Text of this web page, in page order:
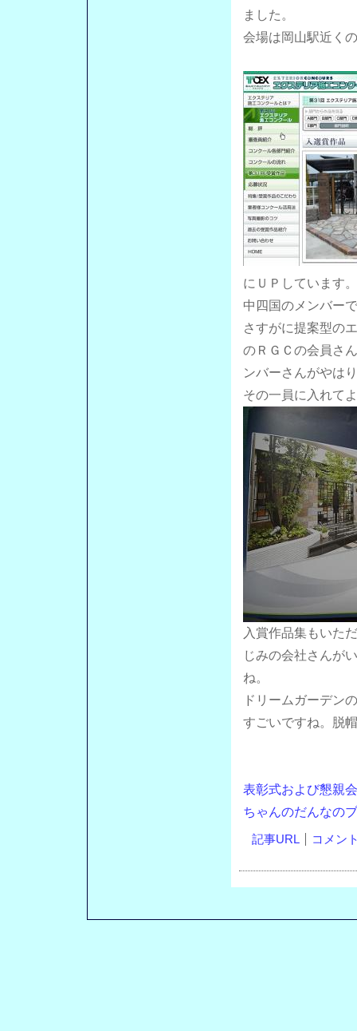
ました。
会場は岡山駅近く
にＵＰしています。
中四国のメンバー
さすがに提案型の
のＲＧＣの会員さ
ンバーさんがやは
その一員に入れて
入賞作品集もいた
じみの会社さんが
ね。
ドリームガーデン
すごいですね。脱
表彰式および懇親
ちゃんのだんなの
記事URL コメン